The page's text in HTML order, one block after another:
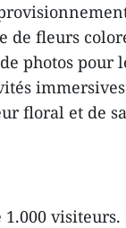
de fleurs
photos pour
floral et de
visiteurs.